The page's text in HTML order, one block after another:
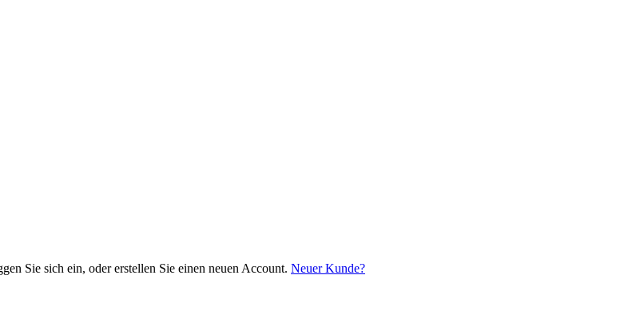
Sie sich ein, oder erstellen Sie einen neuen Account. Neuer Kunde?